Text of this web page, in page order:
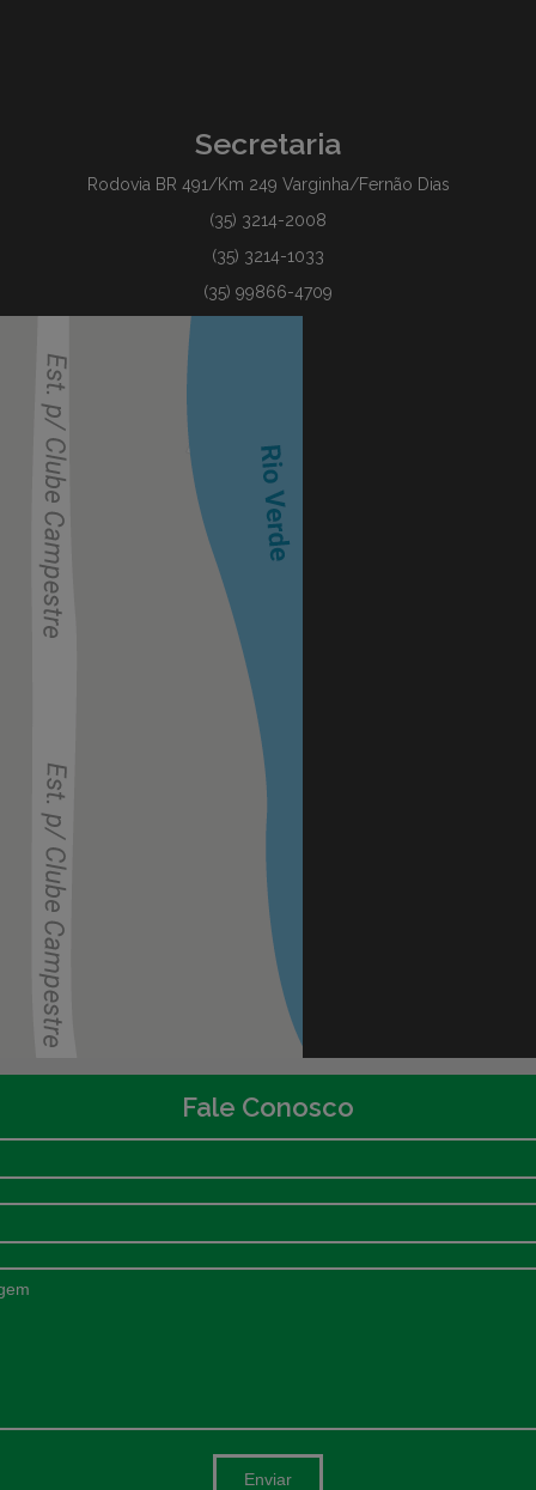
Secretaria
Rodovia BR 491/Km 249 Varginha/Fernão Dias
(35) 3214-2008
(35) 3214-1033
(35) 99866-4709
Fale Conosco
Enviar